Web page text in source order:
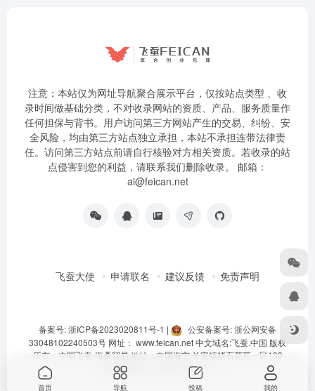
注意：本站仅为网址导航聚合展示平台，仅按站点类型 、收
录时间做基础分类，不对收录网站的资质、产品、服务质量作
任何担保与背书。用户访问第三方网站产生的交易、纠纷、安
全风险，均由第三方站点独立承担，本站不承担连带法律责
任。访问第三方站点前请自行核验对方相关资质。若收录的站
点侵害到您的利益，请联系我们删除收录。 邮箱：
ai@feican.net
飞蚕大使 申请联名 建议反馈 免责声明
备案号: 浙ICP备2023020811号-1 |
公安备案号: 浙公网安备
33048102240503号 网址： www.feican.net中文域名:飞蚕.中国 版权
所有：中国飞蚕-海桑贸易 地址：中国海宁·长安镇褚石花苑一区109
栋 客服热线：40080-92360
首页 导航 投稿 我的